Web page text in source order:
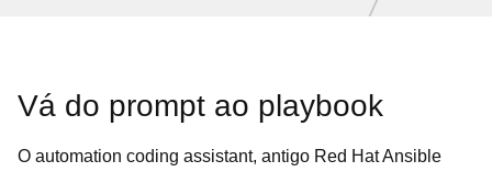
Vá do prompt ao playbook
O automation coding assistant, antigo Red Hat Ansible